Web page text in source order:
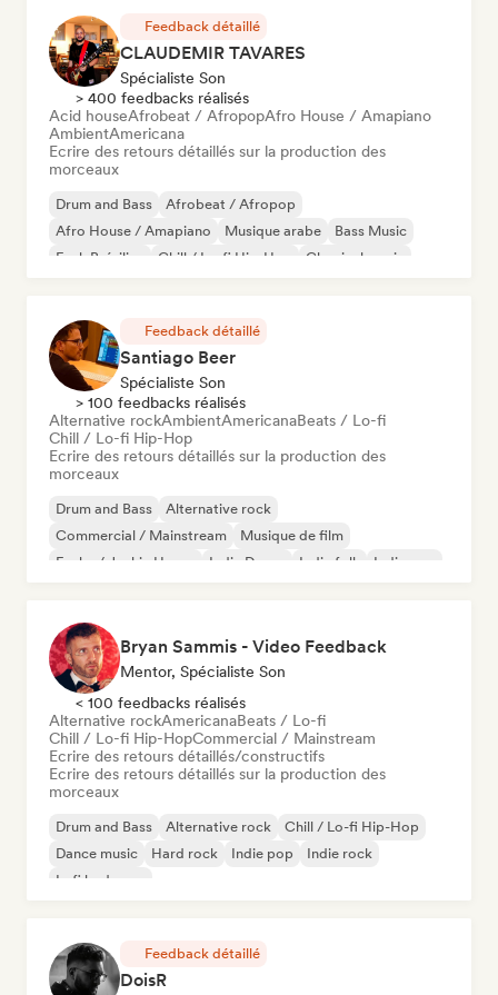
Feedback détaillé
CLAUDEMIR TAVARES
Spécialiste Son
> 400 feedbacks réalisés
Acid houseAfrobeat / AfropopAfro House / Amapiano
AmbientAmericana
Ecrire des retours détaillés sur la production des
morceaux
Drum and Bass
Afrobeat / Afropop
Afro House / Amapiano
Musique arabe
Bass Music
Funk Brésilien
Chill / Lo-fi Hip-Hop Classical music
Feedback détaillé
Santiago Beer
Spécialiste Son
> 100 feedbacks réalisés
Alternative rockAmbientAmericanaBeats / Lo-fi
Chill / Lo-fi Hip-Hop
Ecrire des retours détaillés sur la production des
morceaux
Drum and Bass
Alternative rock
Commercial / Mainstream
Musique de film
Funky / Jackin House
Indie Dance Indie folk Indie pop
Bryan Sammis - Video Feedback
Mentor, Spécialiste Son
< 100 feedbacks réalisés
Alternative rockAmericanaBeats / Lo-fi
Chill / Lo-fi Hip-HopCommercial / Mainstream
Ecrire des retours détaillés/constructifs
Ecrire des retours détaillés sur la production des
morceaux
Drum and Bass Alternative rock
Chill / Lo-fi Hip-Hop
Dance music
Hard rock Indie pop
Indie rock
Lofi bedroom
Feedback détaillé
DoisR